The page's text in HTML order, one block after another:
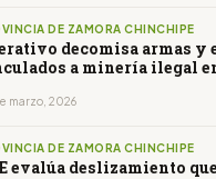
DE ZAMORA CHINCHIPE
decomisa armas
a minería ilegal
marzo, 2026
DE ZAMORA CHINCHIPE
evalúa deslizamiento